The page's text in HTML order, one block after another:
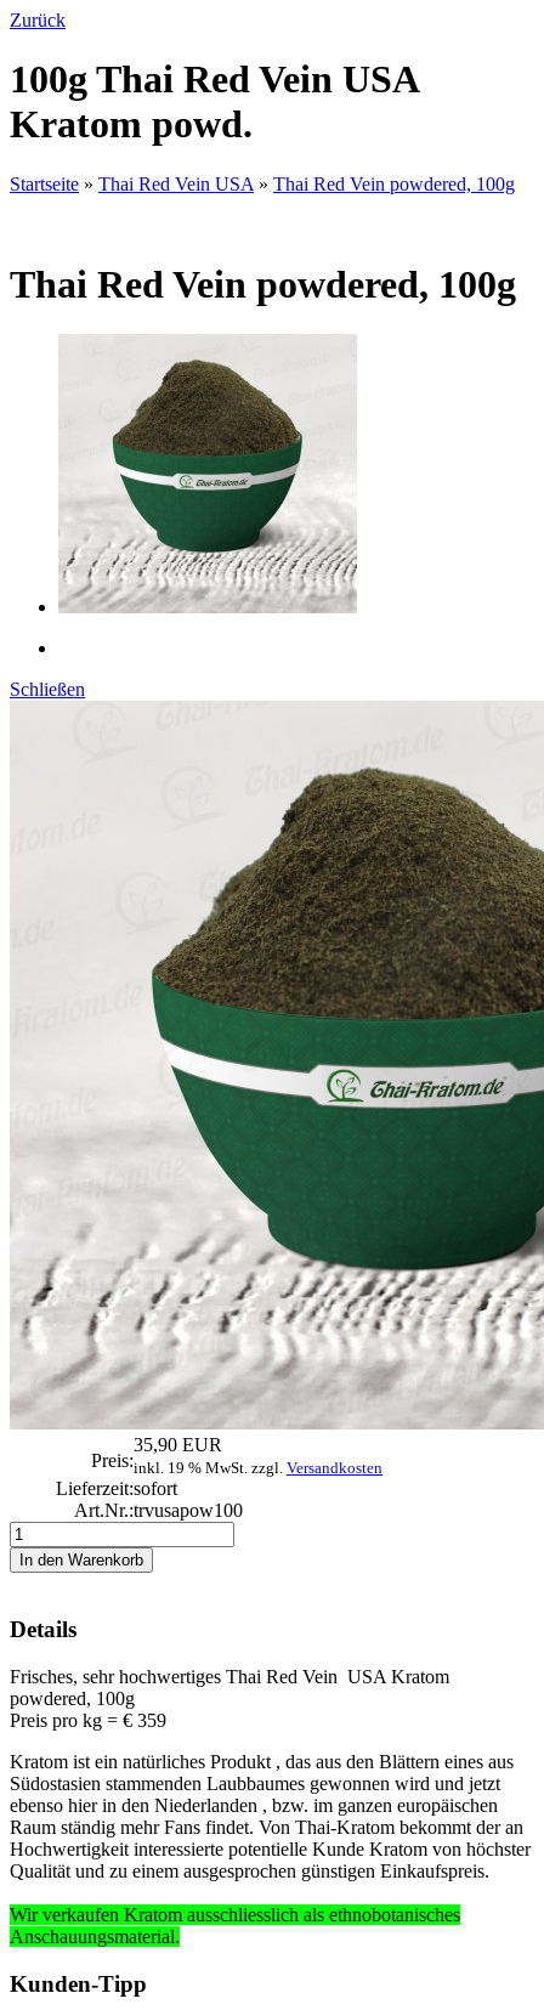
Zurück
100g Thai Red Vein USA
Kratom powd.
Startseite » Thai Red Vein USA » Thai Red Vein powdered, 100g
Thai Red Vein powdered, 100g
Schließen
Preis:
35,90 EUR
inkl. 19 % MwSt. zzgl. Versandkosten
Lieferzeit:sofort
Art.Nr.:trvusapow100
Details
Frisches, sehr hochwertiges Thai Red Vein USA Kratom
powdered, 100g
Preis pro kg = € 359
Kratom ist ein natürliches Produkt , das aus den Blättern eines aus
Südostasien stammenden Laubbaumes gewonnen wird und jetzt
ebenso hier in den Niederlanden , bzw. im ganzen europäischen
Raum ständig mehr Fans findet. Von Thai-Kratom bekommt der an
Hochwertigkeit interessierte potentielle Kunde Kratom von höchster
Qualität und zu einem ausgesprochen günstigen Einkaufspreis.
Wir verkaufen Kratom ausschliesslich als ethnobotanisches
Anschauungsmaterial.
Kunden-Tipp